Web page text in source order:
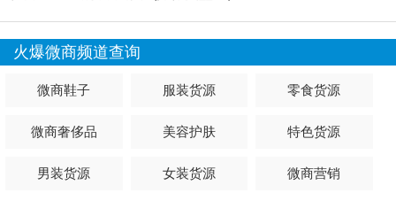
火爆微商频道查询
微商鞋子 服装货源 零食货源
微商奢侈品 美容护肤 特色货源
男装货源 女装货源 微商营销